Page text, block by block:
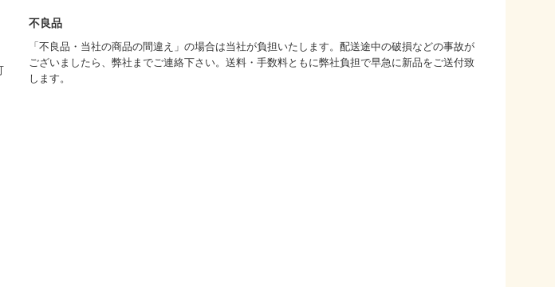
不良品
「不良品・当社の商品の間違え」の場合は当社が負担いたします。配送途中の破損などの事故が
ございましたら、弊社までご連絡下さい。送料・手数料ともに弊社負担で早急に新品をご送付致
します。